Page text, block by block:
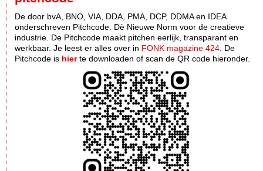
De door bvA, BNO, VIA, DDA, PMA, DCP, DDMA en IDEA
onderschreven Pitchcode. Dè Nieuwe Norm voor de creatieve
industrie. De Pitchcode maakt pitchen eerlijk, transparant en
werkbaar. Je leest er alles over in FONK magazine 424 . De
Pitchcode is hierte downloaden of scan de QR code hieronder.